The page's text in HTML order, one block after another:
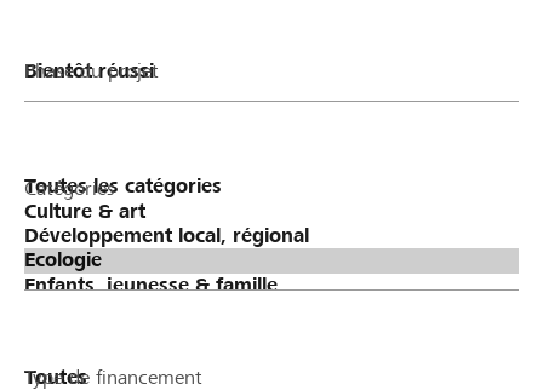
Phase du projet
Catégories
Type de financement